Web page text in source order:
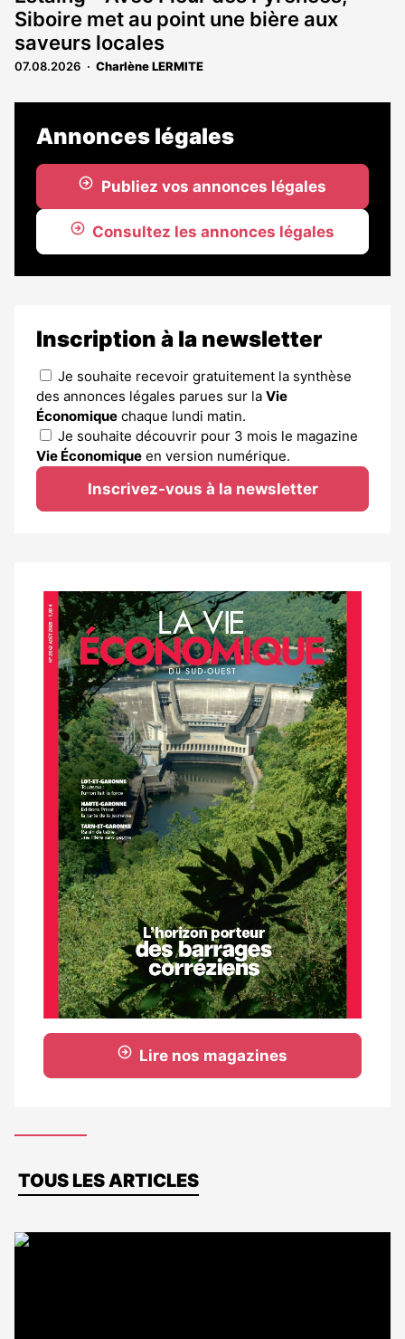
Siboire met au point une bière aux
saveurs locales
07.08.2026 Charlène LERMITE
Annonces légales
Publiez vos annonces légales
Consultez les annonces légales
Inscription à la newsletter
Je souhaite recevoir gratuitement la synthèse
des annonces légales parues sur la Vie
Économique chaque lundi matin.
Je souhaite découvrir pour 3 mois le magazine
Vie Économique en version numérique.
Inscrivez-vous à la newsletter
Notre
dernier
magazine
Lire nos magazines
Dernières
TOUS LES ARTICLES